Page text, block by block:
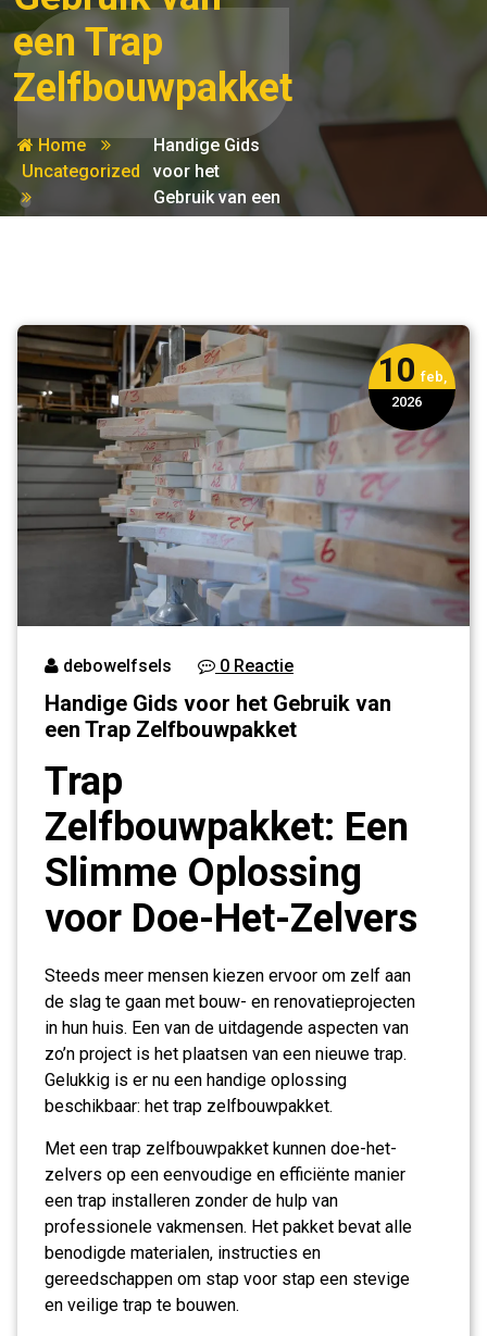
een Trap
Zelfbouwpakket
Home
Uncategorized
Handige Gids
voor het
Gebruik van een
Trap
10 feb,
2026
debowelfsels 0 Reactie
Handige Gids voor het Gebruik van
een Trap Zelfbouwpakket
Trap
Zelfbouwpakket: Een
Slimme Oplossing
voor Doe-Het-Zelvers
Steeds meer mensen kiezen ervoor om zelf aan
de slag te gaan met bouw- en renovatieprojecten
in hun huis. Een van de uitdagende aspecten van
zo’n project is het plaatsen van een nieuwe trap.
Gelukkig is er nu een handige oplossing
beschikbaar: het trap zelfbouwpakket.
Met een trap zelfbouwpakket kunnen doe-het-
zelvers op een eenvoudige en efficiënte manier
een trap installeren zonder de hulp van
professionele vakmensen. Het pakket bevat alle
benodigde materialen, instructies en
gereedschappen om stap voor stap een stevige
en veilige trap te bouwen.